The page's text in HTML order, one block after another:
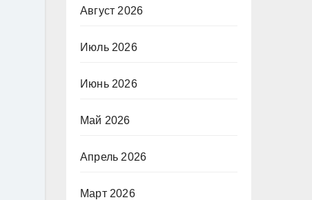
Август 2026
Июль 2026
Июнь 2026
Май 2026
Апрель 2026
Март 2026